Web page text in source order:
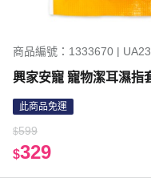
商品編號：1333670 |
興家安寵 寵物潔耳濕指
此商品免運
$599
$329